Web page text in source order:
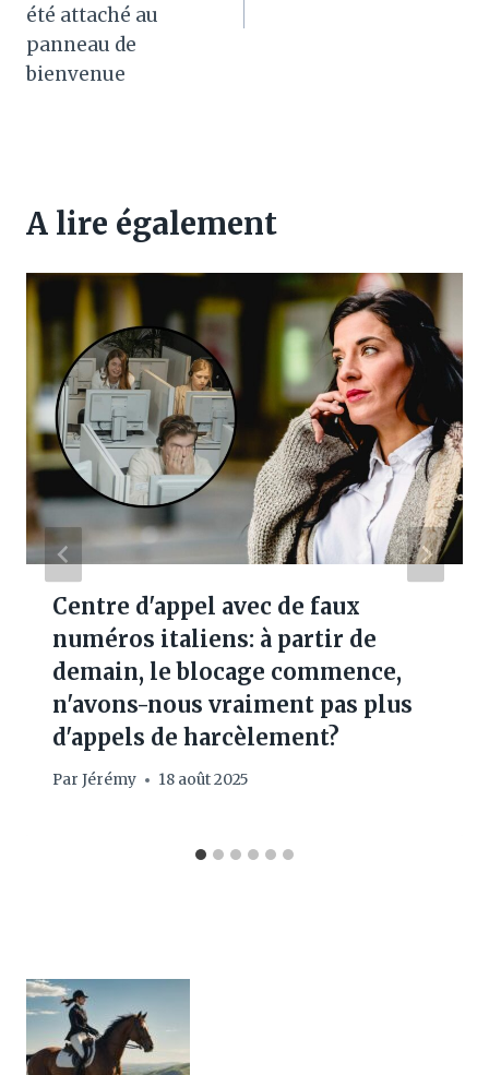
été attaché au
panneau de
bienvenue
A lire également
Centre d'appel avec de faux
numéros italiens: à partir de
demain, le blocage commence,
n'avons-nous vraiment pas plus
d'appels de harcèlement?
Par Jérémy 18 août 2025